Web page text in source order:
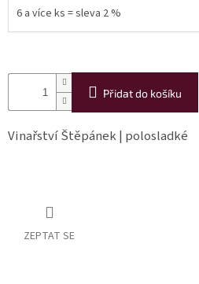
Klarety
obsahu
cukru
Delikatesy
6 a více ks = sleva 2 %
Přidat do košíku
Vinařství Štěpánek | polosladké
ZEPTAT SE